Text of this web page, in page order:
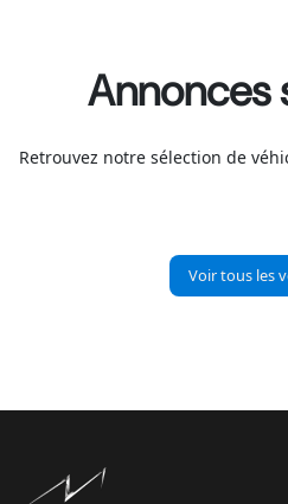
Annonces
Retrouvez notre sélection de
Voir tous les